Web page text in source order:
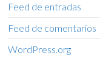
Feed de entradas
Feed de comentarios
WordPress.org